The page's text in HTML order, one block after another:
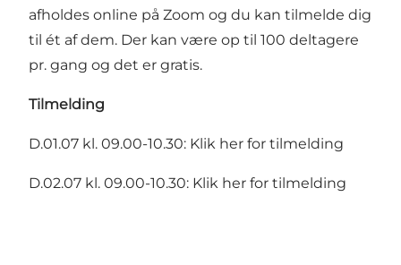
afholdes online på Zoom og du kan tilmelde dig
til ét af dem. Der kan være op til 100 deltagere
pr. gang og det er gratis.
Tilmelding
D.01.07 kl. 09.00-10.30: Klik her for tilmelding
D.02.07 kl. 09.00-10.30: Klik her for tilmelding